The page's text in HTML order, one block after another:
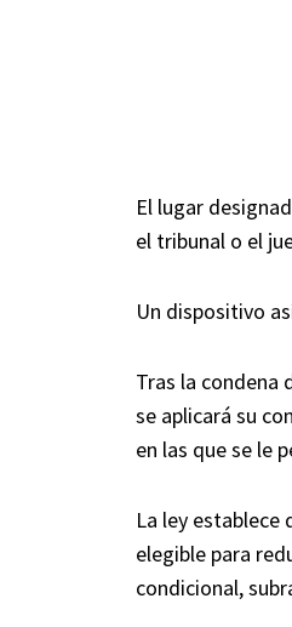
El lugar
el tribunal o el
Un dispositivo
Tras la condena
se aplicará su
en las que se le
La ley establece
elegible para
condicional,